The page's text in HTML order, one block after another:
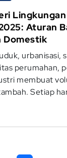
Aturan
Domestik
urbanisasi,
perumahan,
membuat
Setiap